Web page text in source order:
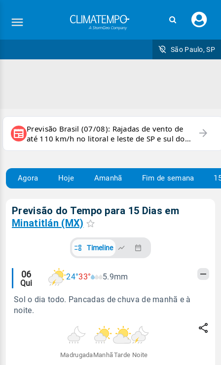
seu
São Paulo, SP
newspaper Previsão Brasil (07/08): Rajadas de vento de
até 110 km/h no litoral e leste de SP e sul do
RJ
arrow_forward
Agora Hoje Amanhã Fim de semana
Previsão do Tempo para 15 Dias em
Minatitlán (MX)
Timeline
Alertas
meteorológicos
06
Qui
24°33° 5.9mm
Sol o dia todo. Pancadas de chuva de manhã e à
noite.
Madrugada Manhã Tarde Noite